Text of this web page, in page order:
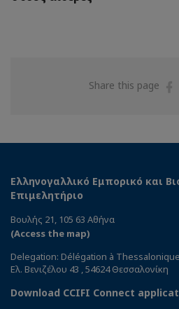
Share this page
Ελληνογαλλικό Εμπορικό και
Επιμελητήριο
Βουλής 21, 105 63 Αθήνα
(Access the map)
Delegation: Délégation à Thessalonique
Ελ. Βενιζέλου 43 , 54624 Θεσσαλονίκη
Download CCIFI Connect